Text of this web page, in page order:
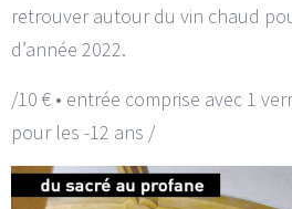
retrouver autour du vin chaud
d’année 2022.
/10 € • entrée comprise avec 1
pour les -12 ans /